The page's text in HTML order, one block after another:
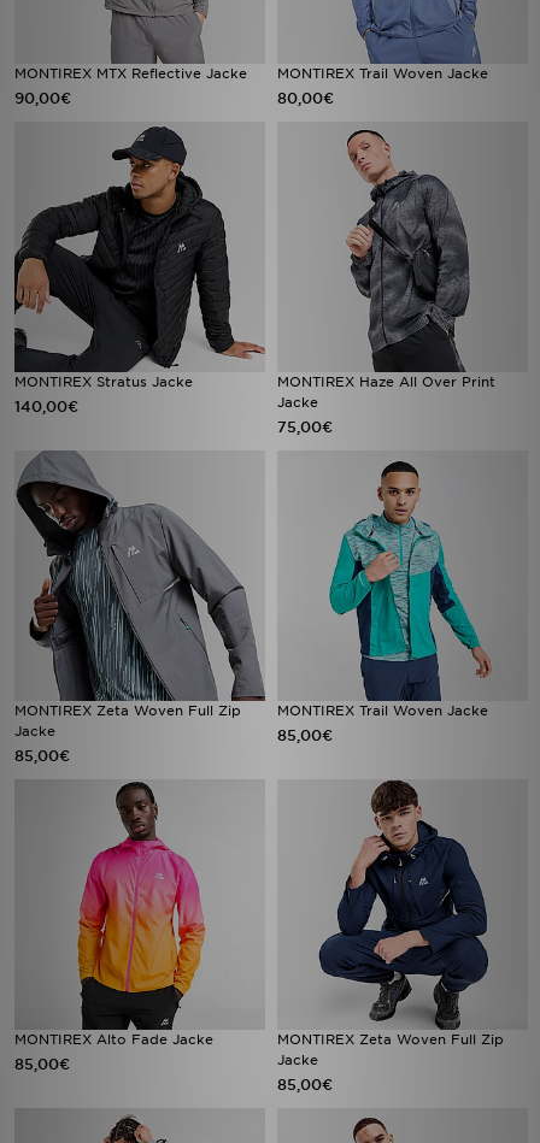
MONTIREX MTX Reflective Jacke
90,00€
MONTIREX Trail Woven Jacke
80,00€
MONTIREX Stratus Jacke
140,00€
MONTIREX Haze All Over Print
Jacke
75,00€
MONTIREX Zeta Woven Full Zip
Jacke
85,00€
MONTIREX Trail Woven Jacke
85,00€
MONTIREX Alto Fade Jacke
85,00€
MONTIREX Zeta Woven Full Zip
Jacke
85,00€